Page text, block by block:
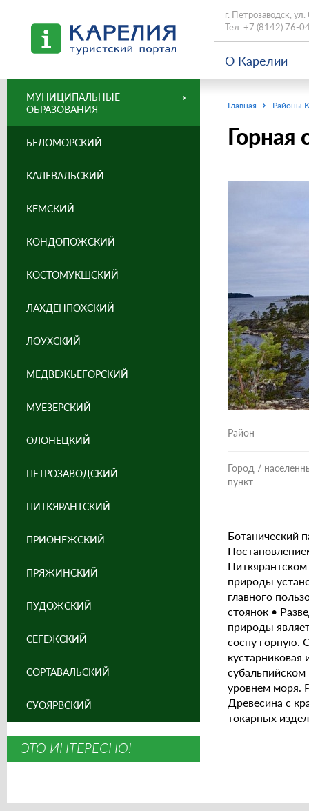
г. Петрозаводск,
Тел. +7 (8142) 76-
О Карелии
Главная Районы
Горная
Район
Город /
пункт
Ботанический
природы
главного
стоянок •
природы
сосну горную.
кустарниковая
уровнем моря.
Древесина с
токарных
МУНИЦИПАЛЬНЫЕ
ОБРАЗОВАНИЯ
БЕЛОМОРСКИЙ
КАЛЕВАЛЬСКИЙ
КЕМСКИЙ
КОНДОПОЖСКИЙ
КОСТОМУКШСКИЙ
ЛАХДЕНПОХСКИЙ
ЛОУХСКИЙ
МЕДВЕЖЬЕГОРСКИЙ
МУЕЗЕРСКИЙ
ОЛОНЕЦКИЙ
ПЕТРОЗАВОДСКИЙ
ПИТКЯРАНТСКИЙ
ПРИОНЕЖСКИЙ
ПРЯЖИНСКИЙ
ПУДОЖСКИЙ
СЕГЕЖСКИЙ
СОРТАВАЛЬСКИЙ
СУОЯРВСКИЙ
ЭТО ИНТЕРЕСНО!